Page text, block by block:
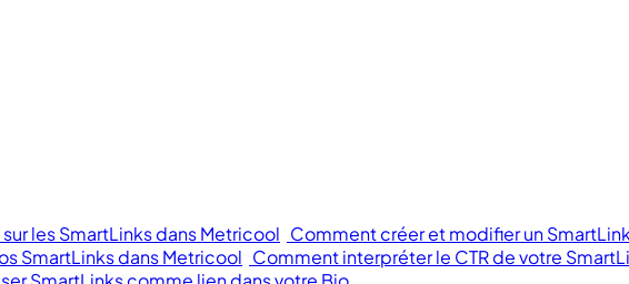
les SmartLinks dans Metricool Comment créer et modifier un
SmartLinks dans Metricool Comment interpréter le CTR de votre